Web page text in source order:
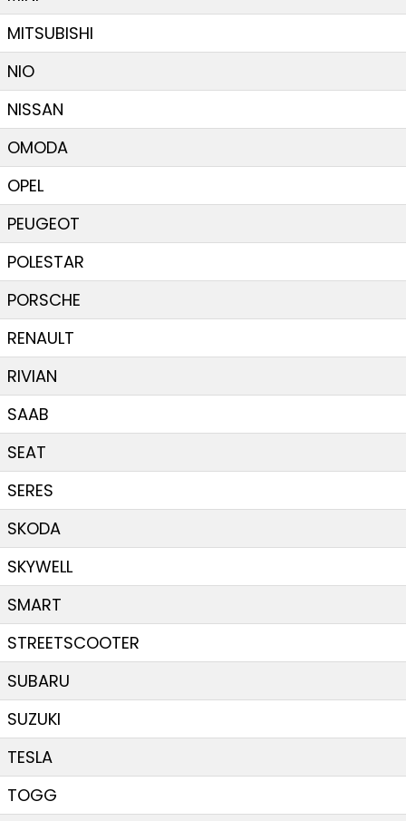
MITSUBISHI
NIO
NISSAN
OMODA
OPEL
PEUGEOT
POLESTAR
PORSCHE
RENAULT
RIVIAN
SAAB
SEAT
SERES
SKODA
SKYWELL
SMART
STREETSCOOTER
SUBARU
SUZUKI
TESLA
TOGG